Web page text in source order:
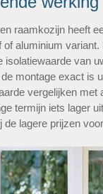
raamkozijn heeft
of aluminium
isolatiewaarde van
montage exact is
vergelijken met
termijn iets lager
de lagere prijzen